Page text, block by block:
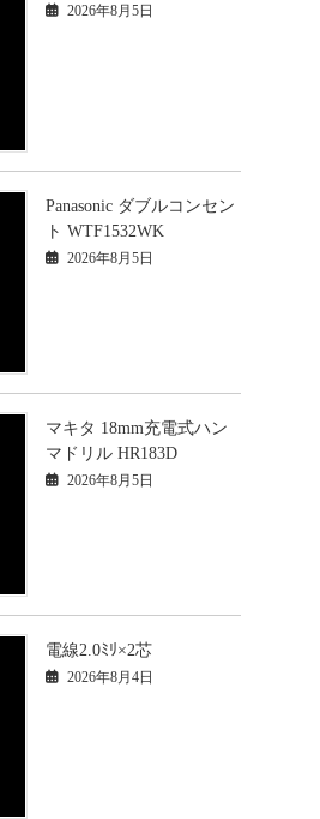
2026年8月5日
Panasonic ダブルコンセン
ト WTF1532WK
2026年8月5日
マキタ 18mm充電式ハン
マドリル HR183D
2026年8月5日
電線2.0ﾐﾘ×2芯
2026年8月4日